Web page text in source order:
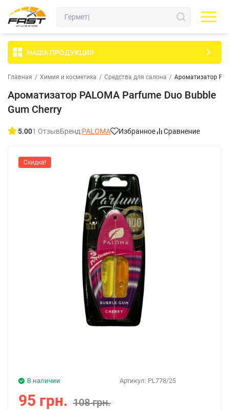
НАША ПРОДУКЦИЯ
Главная / Химия и косметика / Средства для салона / Ароматизатор
Ароматизатор PALOMA Parfume Duo Bubble
Gum Cherry
5.001 ОтзывБренд:PALOMA Избранное Сравнение
Скидка!
Артикул: PL778/25
В наличии
95 грн. 108 грн.